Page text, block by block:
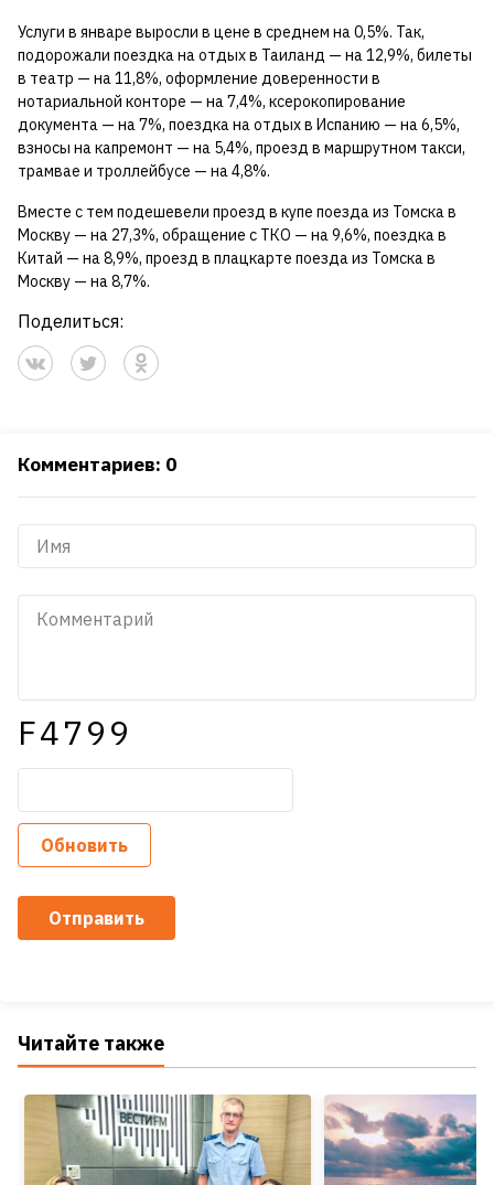
Услуги в январе выросли в цене в среднем на 0,5%. Так,
подорожали поездка на отдых в Таиланд — на 12,9%, билеты
в театр — на 11,8%, оформление доверенности в
нотариальной конторе — на 7,4%, ксерокопирование
документа — на 7%, поездка на отдых в Испанию — на 6,5%,
взносы на капремонт — на 5,4%, проезд в маршрутном такси,
трамвае и троллейбусе — на 4,8%.
Вместе с тем подешевели проезд в купе поезда из Томска в
Москву — на 27,3%, обращение с ТКО — на 9,6%, поездка в
Китай — на 8,9%, проезд в плацкарте поезда из Томска в
Москву — на 8,7%.
Поделиться:
Комментариев: 0
F4799
Обновить
Отправить
Читайте также